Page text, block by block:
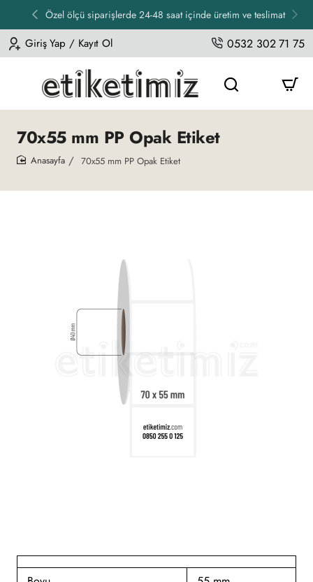
Özel ölçü siparişlerde 24-48 saat içinde üretim ve teslimat
Giriş Yap / Kayıt Ol 0532 302 71 75
70x55 mm PP Opak Etiket
70x55 mm PP Opak Etiket